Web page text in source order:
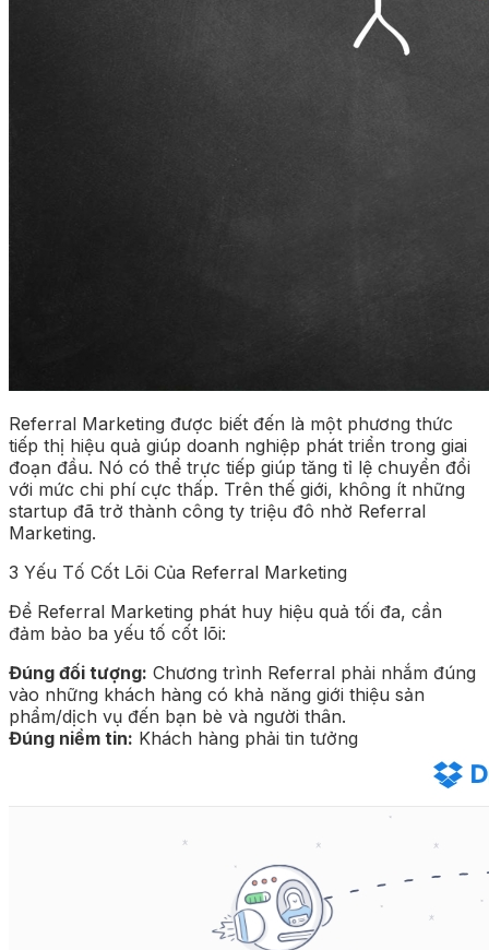
Referral Marketing được biết đến là một phương thức
tiếp thị hiệu quả giúp doanh nghiệp phát triển trong giai
đoạn đầu. Nó có thể trực tiếp giúp tăng tỉ lệ chuyển đổi
với mức chi phí cực thấp. Trên thế giới, không ít những
startup đã trở thành công ty triệu đô nhờ Referral
Marketing.
3 Yếu Tố Cốt Lõi Của Referral Marketing
Để Referral Marketing phát huy hiệu quả tối đa, cần
đảm bảo ba yếu tố cốt lõi:
Đúng đối tượng: Chương trình Referral phải nhắm đúng
vào những khách hàng có khả năng giới thiệu sản
phẩm/dịch vụ đến bạn bè và người thân.
Đúng niềm tin: Khách hàng phải tin tưởng